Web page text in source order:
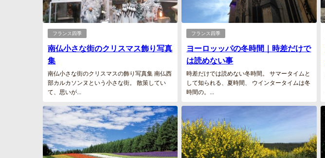
フランス四季
南仏小さな街のクリスマス飾り写真
集
南仏小さな街のクリスマスの飾り写真集 南仏西
部カルカソンヌという小さな街。 散策してい
て、思いが...
フランス四季
ヨーロッッパの冬時間｜時差だけで
は読めない事
時差だけでは読めない冬時間。 サマータイムと
して知られる、夏時間、 ウインタータイムは冬
時間の。...